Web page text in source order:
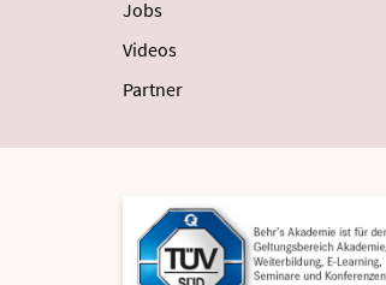
Jobs
Videos
Partner